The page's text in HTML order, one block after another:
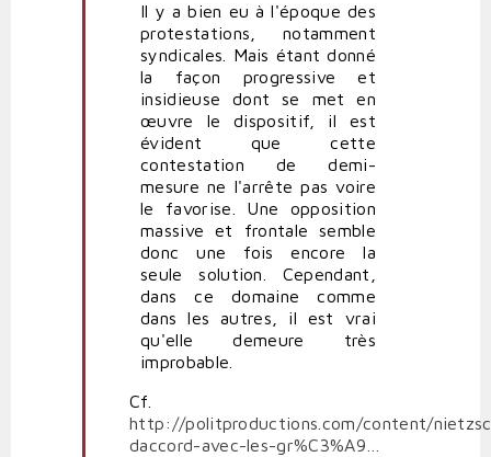
Il y a bien eu à l'époque des
protestations, notamment
syndicales. Mais étant donné
la façon progressive et
insidieuse dont se met en
œuvre le dispositif, il est
évident que cette
contestation de demi-
mesure ne l'arrête pas voire
le favorise. Une opposition
massive et frontale semble
donc une fois encore la
seule solution. Cependant,
dans ce domaine comme
dans les autres, il est vrai
qu'elle demeure très
improbable.
Cf.
http://politproductions.com/content/
daccord-avec-les-gr%C3%A9…